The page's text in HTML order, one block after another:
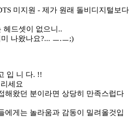
미지원 - 제가 원래 돌비디지털보다
헤드셋이 없으니..
나왔나요?... ㅡ.ㅡ;)
입 니 다. !!
세요
해왔던 분이라면 상당히 만족스럽다
에게는 놀라움과 감동이 밀려올것입